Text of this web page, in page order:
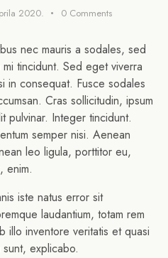
2020. 0 Comments
nec mauris a sodales, sed
mi tincidunt. Sed eget viverra
in consequat. Fusce sodales
Cras sollicitudin, ipsum
pulvinar. Integer tincidunt.
semper nisi. Aenean
leo ligula, porttitor eu,
enim.
iste natus error sit
laudantium, totam rem
illo inventore veritatis et quasi
explicabo.